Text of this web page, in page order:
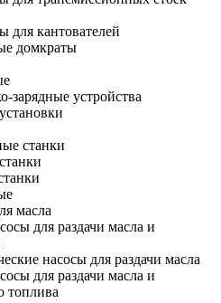
для кантователей
домкраты
зарядные устройства
станки
масла
для раздачи масла и
насосы для раздачи масла
для раздачи масла и
топлива